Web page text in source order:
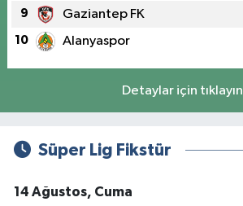
9 Gaziantep FK
10 Alanyaspor
Detaylar için tıklayın
Süper Lig Fikstür
14 Ağustos, Cuma